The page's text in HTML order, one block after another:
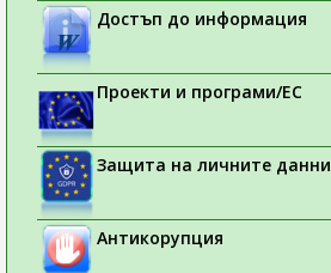
Достъп до информация
Проекти и програми/ЕС
Защита на личните данни
Антикорупция